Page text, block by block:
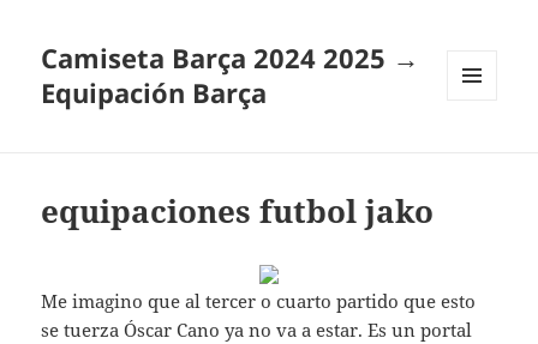
Camiseta Barça 2024 2025 →
Equipación Barça
equipaciones futbol jako
Me imagino que al tercer o cuarto partido que esto
se tuerza Óscar Cano ya no va a estar. Es un portal